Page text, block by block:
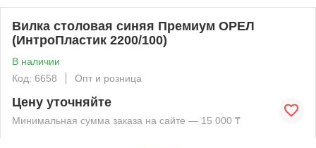
Вилка столовая синяя Премиум ОРЕЛ
(ИнтроПластик 2200/100)
В наличии
Код: 6658
Опт и розница
Цену уточняйте
Минимальная сумма заказа на сайте — 15 000 ₸